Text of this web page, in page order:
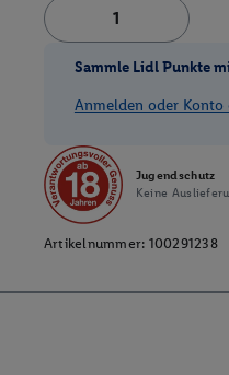
Sammle Lidl Punkte
Anmelden oder
Jugendschutz
Keine
Artikelnummer: 100291238